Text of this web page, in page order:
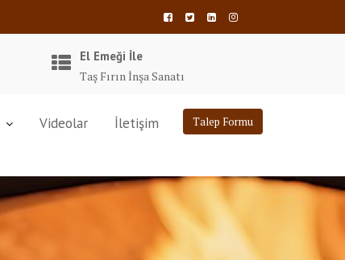
El Emeği İle
Taş Fırın İnşa Sanatı
Talep Formu
Videolar İletişim